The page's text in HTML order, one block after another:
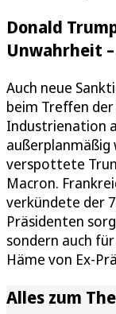
Donald
Unwahrheit
Auch neue
beim Treffen
Industrienation
außerplanmäßig
verspottete
Macron.
verkündete der
Präsidenten
sondern auch
Häme von Ex-
Alles zum